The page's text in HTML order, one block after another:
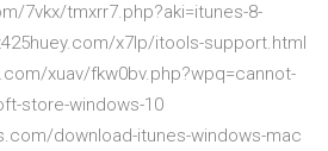
7vkx/tmxrr7.php?aki=itunes-8-
x7lp/itools-support.html
xuav/fkw0bv.php?wpq=cannot-
store-windows-10
download-itunes-windows-mac